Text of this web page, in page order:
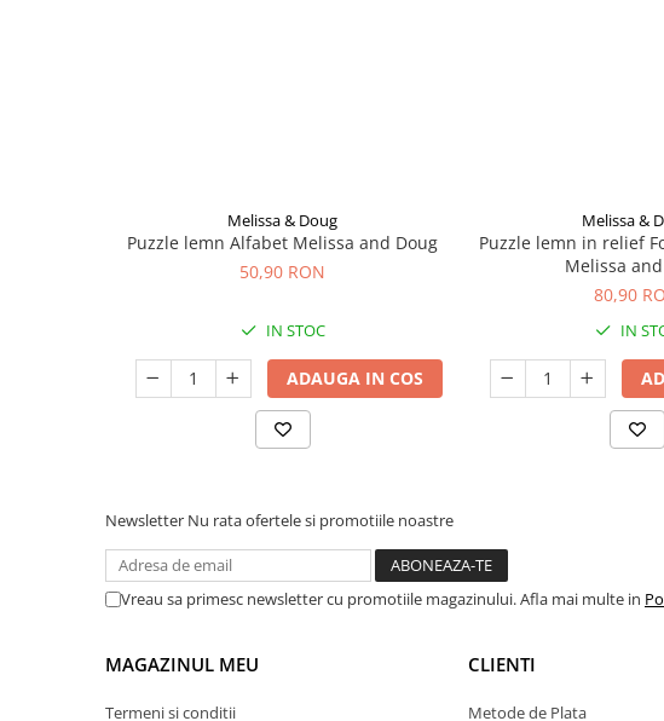
Melissa & Doug
Puzzle lemn Alfabet Melissa and Doug
50,90 RON
IN STOC
ADAUGA IN COS
Melissa &
Puzzle lemn in relief
Melissa
80,90
IN
Newsletter Nu rata ofertele si promotiile noastre
Vreau sa primesc newsletter cu promotiile magazinului. Afla mai multe in
MAGAZINUL MEU
Termeni si conditii
CLIENTI
Metode de Plata